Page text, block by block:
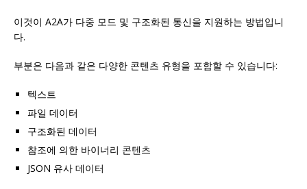
이것이 A2A가 다중 모드 및 구조화된 통신을 지원하는 방법입니
다.
부분은 다음과 같은 다양한 콘텐츠 유형을 포함할 수 있습니다:
텍스트
파일 데이터
구조화된 데이터
참조에 의한 바이너리 콘텐츠
JSON 유사 데이터